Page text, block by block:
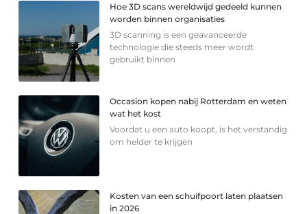
Hoe 3D scans wereldwijd gedeeld kunnen
worden binnen organisaties
3D scanning is een geavanceerde
technologie die steeds meer wordt
gebruikt binnen
Occasion kopen nabij Rotterdam en weten
wat het kost
Voordat u een auto koopt, is het verstandig
om helder te krijgen
Kosten van een schuifpoort laten plaatsen
in 2026